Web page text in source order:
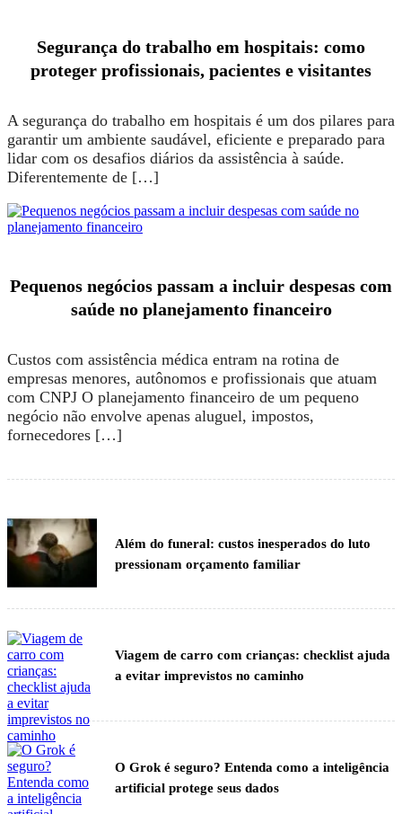
Segurança do trabalho em hospitais: como
proteger profissionais, pacientes e visitantes
A segurança do trabalho em hospitais é um dos pilares para
garantir um ambiente saudável, eficiente e preparado para
lidar com os desafios diários da assistência à saúde.
Diferentemente de […]
Pequenos negócios passam a incluir despesas com
saúde no planejamento financeiro
Custos com assistência médica entram na rotina de
empresas menores, autônomos e profissionais que atuam
com CNPJ O planejamento financeiro de um pequeno
negócio não envolve apenas aluguel, impostos,
fornecedores […]
Além do funeral: custos inesperados do luto
pressionam orçamento familiar
Viagem de carro com crianças: checklist ajuda
a evitar imprevistos no caminho
O Grok é seguro? Entenda como a inteligência
artificial protege seus dados